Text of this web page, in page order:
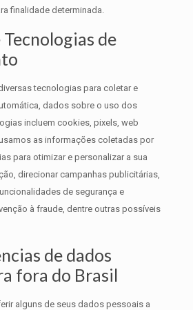
finalidade determinada.
Tecnologias de
tecnologias para coletar e
dados sobre o uso dos
incluem cookies, pixels, web
as informações coletadas por
para otimizar e personalizar a sua
direcionar campanhas publicitárias,
de segurança e
à fraude, dentre outras possíveis
de dados
fora do Brasil
alguns de seus dados pessoais a